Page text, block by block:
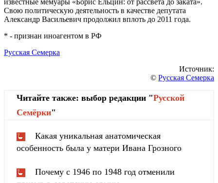
известные мемуары «Борис Ельцин: от рассвета до заката».
Свою политическую деятельность в качестве депутата
Александр Васильевич продолжил вплоть до 2011 года.
* - признан иноагентом в РФ
Русская Семерка
Источник:
© Русская Семерка
Читайте также: выбор редакции "Русской
Cемёрки"
Какая уникальная анатомическая
особенность была у матери Ивана Грозного
Почему с 1946 по 1948 год отменили